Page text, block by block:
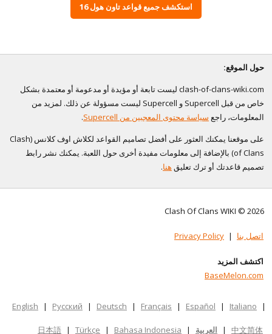
استكشف جميع قواعد تاون هول 16
حول الموقع:
clash-of-clans-wiki.com ليست تابعة أو مؤيدة أو مدعومة أو معتمدة بشكل
خاص من قبل Supercell و Supercell ليست مسؤولة عن ذلك. لمزيد من
المعلومات، راجع سياسة محتوى المعجبين من Supercell
.
على موقعنا يمكنك العثور على أفضل تصاميم القواعد لكلاش اوف كلانس (Clash
of Clans) بالإضافة إلى معلومات مفيدة أخرى حول اللعبة. يمكنك نشر رابط
تصميم قاعدتك أو ترك تعليق هنا.
Clash Of Clans WIKI © 2026
اتصل بنا |
Privacy Policy
اكتشف المزيد
BaseMelon.com
English | Русский | Deutsch | Français | Español | Italiano |
中文简体
| العربية |
日本語 | Türkçe | Bahasa Indonesia